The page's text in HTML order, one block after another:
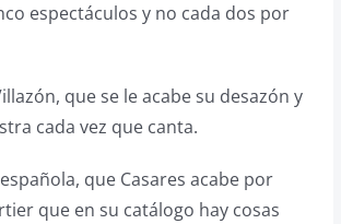
espectáculos y no cada dos por
que se le acabe su desazón y
cada vez que canta.
que Casares acabe por
que en su catálogo hay cosas